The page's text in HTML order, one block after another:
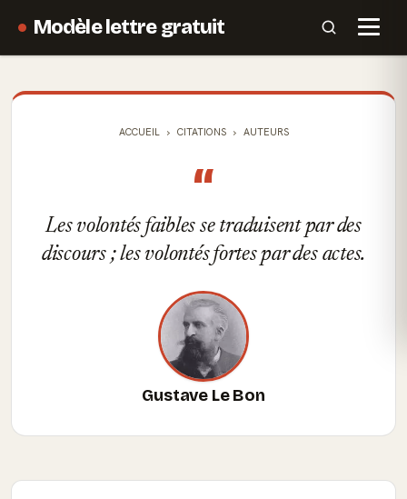
Modèle lettre gratuit
ACCUEIL CITATIONS AUTEURS
“
Les volontés faibles se traduisent par des
discours ; les volontés fortes par des actes.
Gustave Le Bon